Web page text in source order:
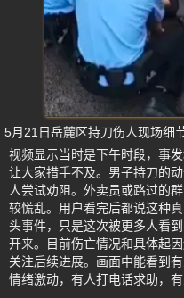
5月21日岳麓区持刀伤人现场细
视频显示当时是下午时段，事
让大家措手不及。男子持刀的
人尝试劝阻。外卖员或路过的
较慌乱。用户看完后都说这种
头事件，只是这次被更多人看
开来。目前伤亡情况和具体起
关注后续进展。画面中能看到
情绪激动，有人打电话求助，有